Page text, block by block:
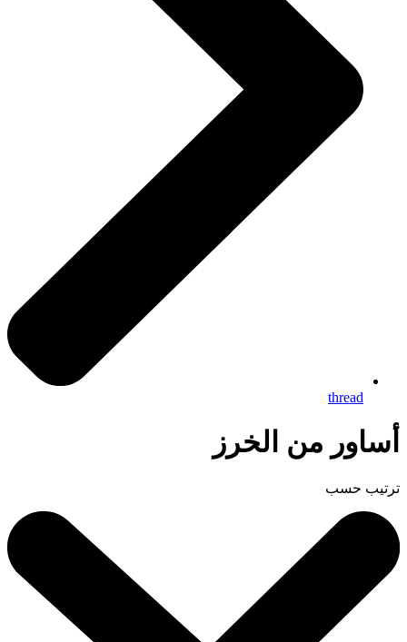
thread
أساور من الخرز
ترتيب حسب